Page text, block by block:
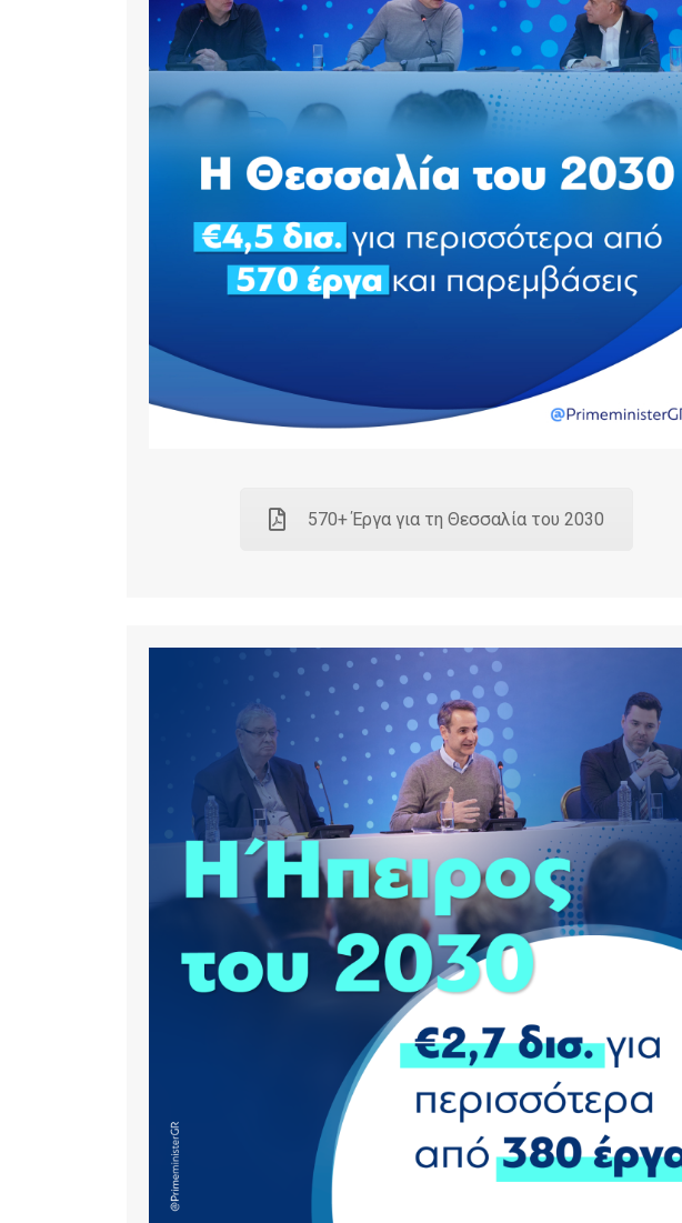
570+ Έργα για τη Θεσσαλία του 2030